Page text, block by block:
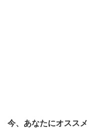
通りであり、良いと思う
今、あなたにオススメ